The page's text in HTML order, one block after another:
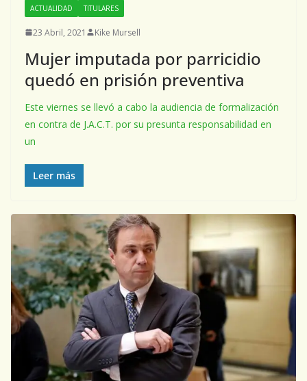
ACTUALIDAD TITULARES
23 Abril, 2021 Kike Mursell
Mujer imputada por parricidio
quedó en prisión preventiva
Este viernes se llevó a cabo la audiencia de formalización
en contra de J.A.C.T. por su presunta responsabilidad en
un
Leer más